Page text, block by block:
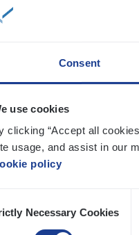
Consent
use cookies
clicking “Accept all
usage, and assist in our
policy
Necessary Cookies